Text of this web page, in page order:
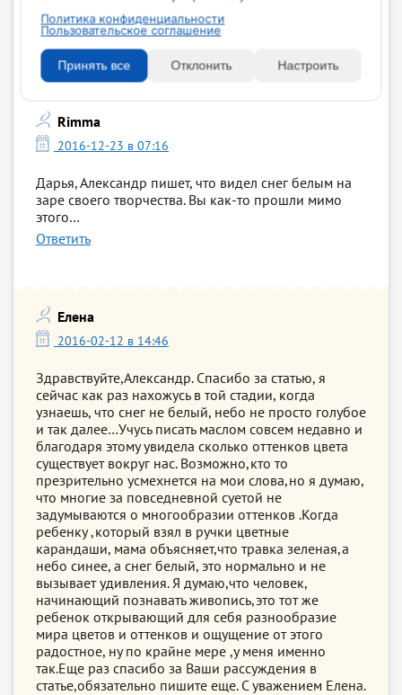
Да, правильно, запечатлеть чувства, точно! Спасибо
за понимание!
Ответить
Rimma
2016-12-23 в 07:16
Дарья, Александр пишет, что видел снег белым на
заре своего творчества. Вы как-то прошли мимо
этого…
Ответить
Елена
2016-02-12 в 14:46
Здравствуйте,Александр. Спасибо за статью, я
сейчас как раз нахожусь в той стадии, когда
узнаешь, что снег не белый, небо не просто голубое
и так далее…Учусь писать маслом совсем недавно и
благодаря этому увидела сколько оттенков цвета
существует вокруг нас. Возможно,кто то
презрительно усмехнется на мои слова,но я думаю,
что многие за повседневной суетой не
задумываются о многообразии оттенков .Когда
ребенку ,который взял в ручки цветные
карандаши, мама объясняет,что травка зеленая,а
небо синее, а снег белый, это нормально и не
вызывает удивления. Я думаю,что человек,
начинающий познавать живопись,это тот же
ребенок открывающий для себя разнообразие
мира цветов и оттенков и ощущение от этого
радостное, ну по крайне мере ,у меня именно
так.Еще раз спасибо за Ваши рассуждения в
статье,обязательно пишите еще. С уважением Елена.
Политика конфиденциальности
Пользовательское соглашение
Принять все Отклонить Настроить